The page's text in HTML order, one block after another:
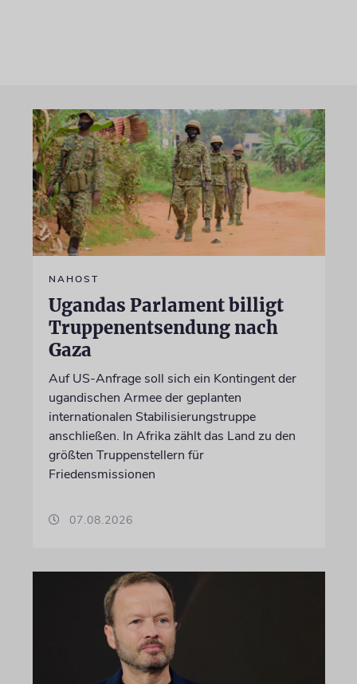
NAHOST
Ugandas Parlament billigt
Truppenentsendung nach
Gaza
Auf US-Anfrage soll sich ein Kontingent der
ugandischen Armee der geplanten
internationalen Stabilisierungstruppe
anschließen. In Afrika zählt das Land zu den
größten Truppenstellern für
Friedensmissionen
07.08.2026